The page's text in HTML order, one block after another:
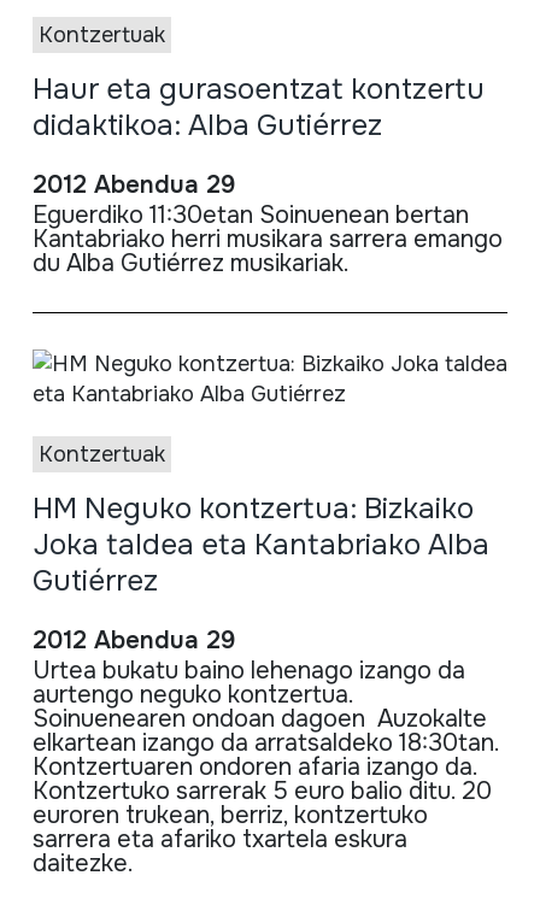
Kontzertuak
Haur eta gurasoentzat kontzertu
didaktikoa: Alba Gutiérrez
2012 Abendua 29
Eguerdiko 11:30etan Soinuenean bertan
Kantabriako herri musikara sarrera emango
du Alba Gutiérrez musikariak.
Kontzertuak
HM Neguko kontzertua: Bizkaiko
Joka taldea eta Kantabriako Alba
Gutiérrez
2012 Abendua 29
Urtea bukatu baino lehenago izango da
aurtengo neguko kontzertua.
Soinuenearen ondoan dagoen Auzokalte
elkartean izango da arratsaldeko 18:30tan.
Kontzertuaren ondoren afaria izango da.
Kontzertuko sarrerak 5 euro balio ditu. 20
euroren trukean, berriz, kontzertuko
sarrera eta afariko txartela eskura
daitezke.